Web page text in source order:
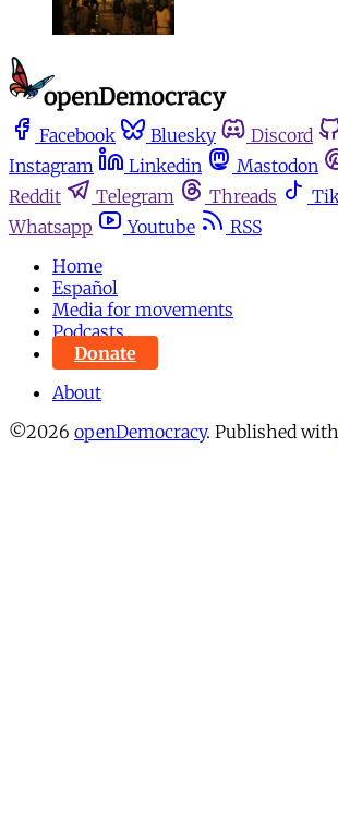
Facebook Bluesky Discord
Instagram
Linkedin Mastodon
Reddit
Telegram Threads
Whatsapp
Youtube
RSS
Home
Español
Media for movements
Podcasts
Donate
About
©2026 openDemocracy. Published with